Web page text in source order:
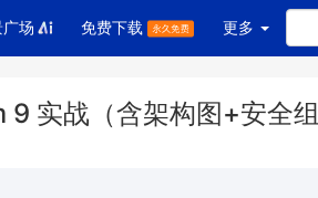
场 免费下载 更多
实战（含架构图+安全组